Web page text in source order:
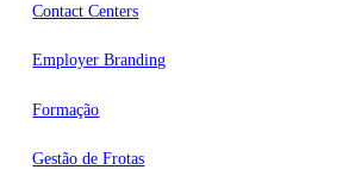
Contact Centers
Employer Branding
Formação
Gestão de Frotas